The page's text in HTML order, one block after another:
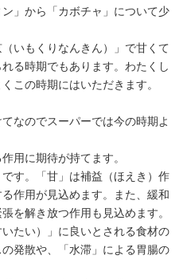
」から「カボチャ」について少
いもくりなんきん）」で甘くて
る時期でもあります。わたくし
この時期にはいただきます。
なのでスーパーでは今の時期よ
用に期待が持てます。
す。「甘」は補益（ほえき）作
作用が見込めます。また、緩和
を解き放つ作用も見込めます。
いたい）」に良いとされる食材の
発散や、「水滞」による胃腸の